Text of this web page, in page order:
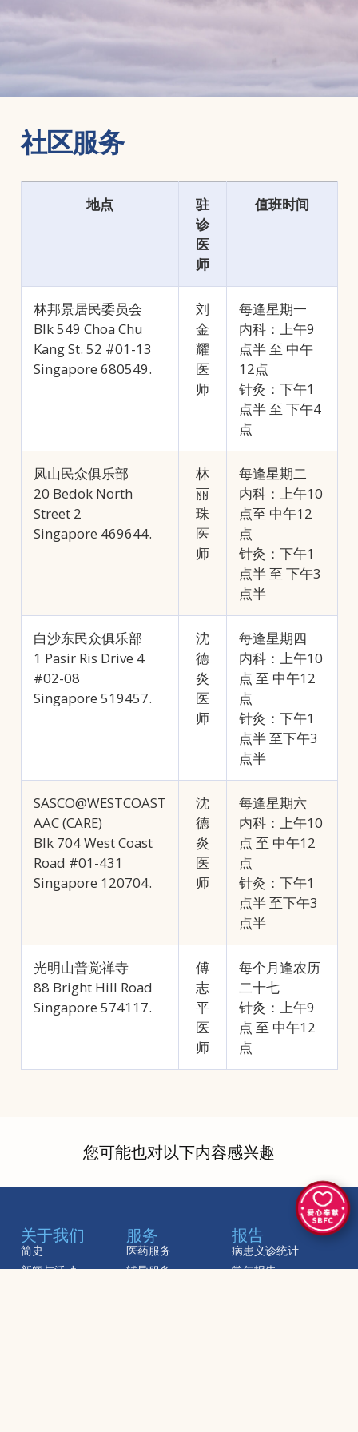
社区服务
地点
驻
诊
医
师
值班时间
林邦景居民委员会
Blk 549 Choa Chu
Kang St. 52 #01-13
Singapore 680549.
刘
金
耀
医
师
每逢星期一
内科：上午9
点半 至 中午
12点
针灸：下午1
点半 至 下午4
点
凤山民众俱乐部
20 Bedok North
Street 2
Singapore 469644.
林
丽
珠
医
师
每逢星期二
内科：上午10
点至 中午12
点
针灸：下午1
点半 至 下午3
点半
白沙东民众俱乐部
1 Pasir Ris Drive 4
#02-08
Singapore 519457.
沈
德
炎
医
师
每逢星期四
内科：上午10
点 至 中午12
点
针灸：下午1
点半 至下午3
点半
SASCO@WESTCOAST
AAC (CARE)
Blk 704 West Coast
Road #01-431
Singapore 120704.
沈
德
炎
医
师
每逢星期六
内科：上午10
点 至 中午12
点
针灸：下午1
点半 至下午3
点半
光明山普觉禅寺
88 Bright Hill Road
Singapore 574117.
傅
志
平
医
师
每个月逢农历
二十七
针灸：上午9
点 至 中午12
点
您可能也对以下内容感兴趣
关于我们
简史
新闻与活动
服务
医药服务
辅导服务
报告
病患义诊统计
常年报告